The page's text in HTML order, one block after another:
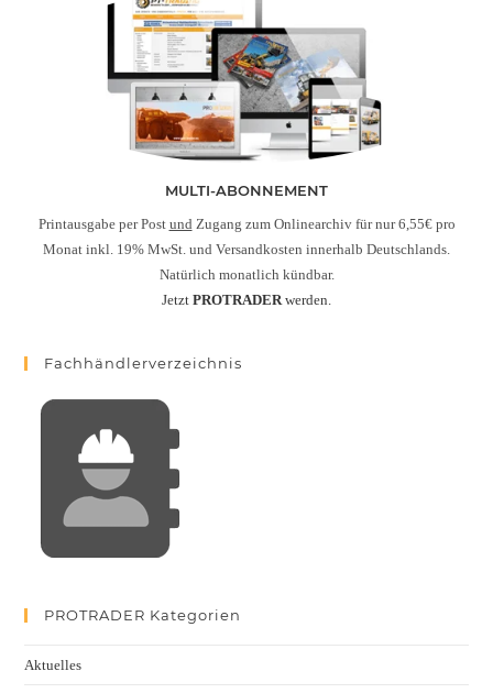
MULTI-ABONNEMENT
Printausgabe per Post und Zugang zum Onlinearchiv für nur 6,55€ pro
Monat inkl. 19% MwSt. und Versandkosten innerhalb Deutschlands.
Natürlich monatlich kündbar.
Jetzt PROTRADER werden.
Fachhändlerverzeichnis
PROTRADER Kategorien
Aktuelles